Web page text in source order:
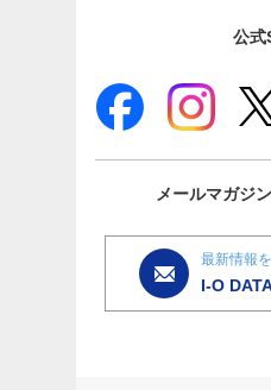
公式
メールマガジン
最新情報
I-O